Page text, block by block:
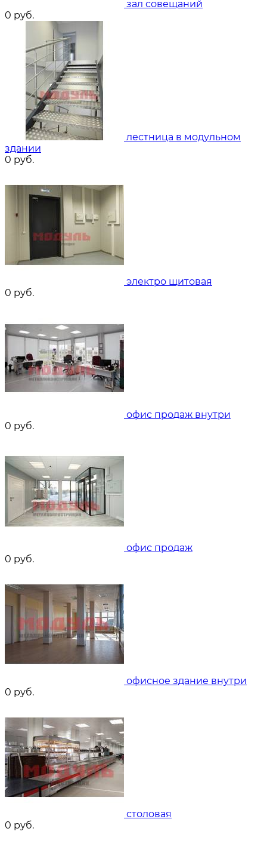
зал совещаний
0 руб.
лестница в модульном
здании
0 руб.
электро щитовая
0 руб.
офис продаж внутри
0 руб.
офис продаж
0 руб.
офисное здание внутри
0 руб.
столовая
0 руб.